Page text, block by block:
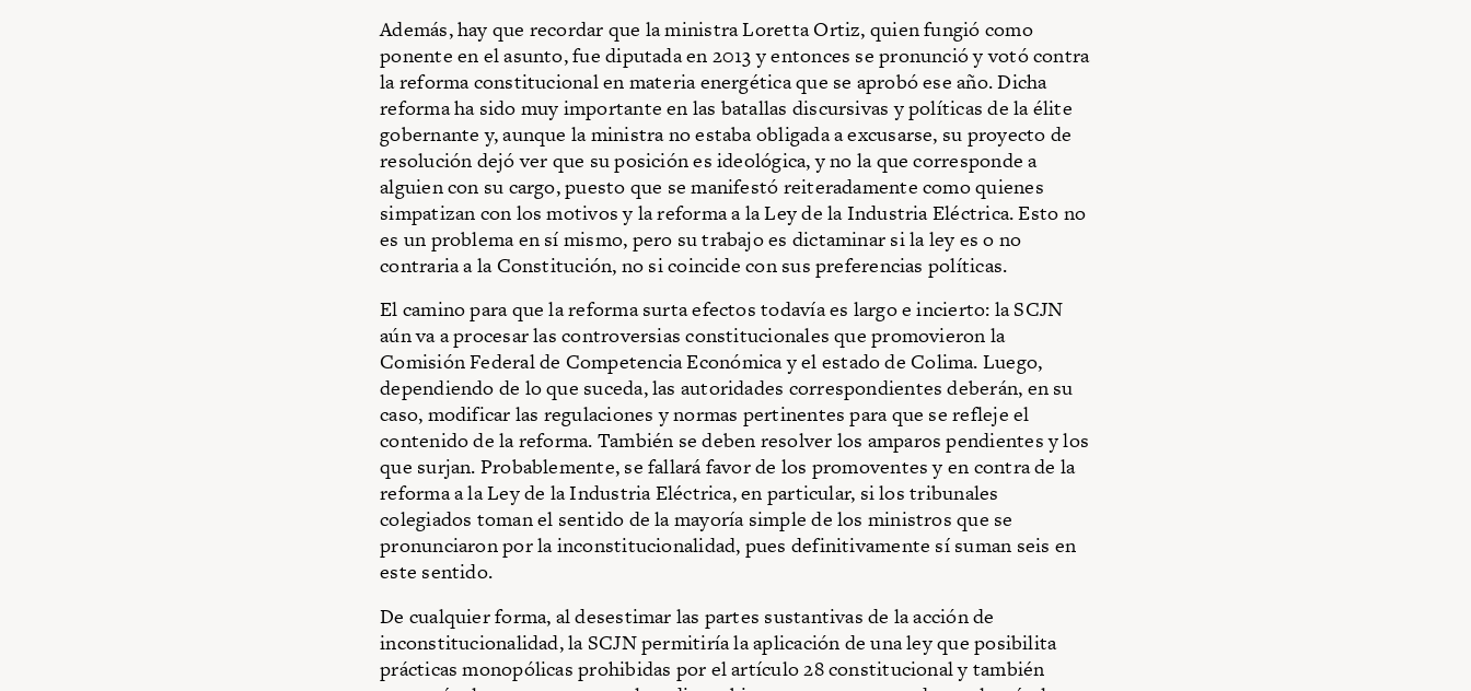
Además, hay que recordar que la ministra Loretta Ortiz, quien fungió como
ponente en el asunto, fue diputada en 2013 y entonces se pronunció y votó contra
la reforma constitucional en materia energética que se aprobó ese año. Dicha
reforma ha sido muy importante en las batallas discursivas y políticas de la élite
gobernante y, aunque la ministra no estaba obligada a excusarse, su proyecto de
resolución dejó ver que su posición es ideológica, y no la que corresponde a
alguien con su cargo, puesto que se manifestó reiteradamente como quienes
simpatizan con los motivos y la reforma a la Ley de la Industria Eléctrica. Esto no
es un problema en sí mismo, pero su trabajo es dictaminar si la ley es o no
contraria a la Constitución, no si coincide con sus preferencias políticas.
El camino para que la reforma surta efectos todavía es largo e incierto: la SCJN
aún va a procesar las controversias constitucionales que promovieron la
Comisión Federal de Competencia Económica y el estado de Colima. Luego,
dependiendo de lo que suceda, las autoridades correspondientes deberán, en su
caso, modificar las regulaciones y normas pertinentes para que se refleje el
contenido de la reforma. También se deben resolver los amparos pendientes y los
que surjan. Probablemente, se fallará favor de los promoventes y en contra de la
reforma a la Ley de la Industria Eléctrica, en particular, si los tribunales
colegiados toman el sentido de la mayoría simple de los ministros que se
pronunciaron por la inconstitucionalidad, pues definitivamente sí suman seis en
este sentido.
De cualquier forma, al desestimar las partes sustantivas de la acción de
inconstitucionalidad, la SCJN permitiría la aplicación de una ley que posibilita
prácticas monopólicas prohibidas por el artículo 28 constitucional y también